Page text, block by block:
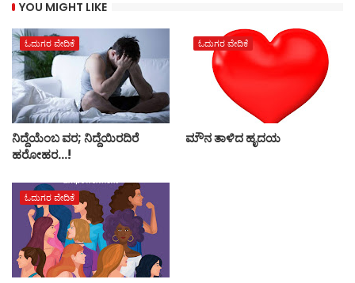
YOU MIGHT LIKE
ಓದುಗರ ವೇದಿಕೆ
ನಿದ್ದೆಯೆಂಬ ವರ; ನಿದ್ದೆಯಿರದಿರೆ
ಹರೋಹರ...!
ಓದುಗರ ವೇದಿಕೆ
ಮೌನ ತಾಳಿದ ಹೃದಯ
ಓದುಗರ ವೇದಿಕೆ